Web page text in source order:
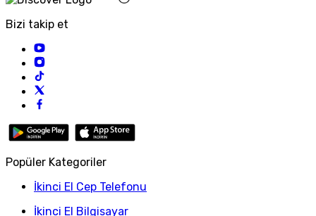
Bizi takip et
Popüler Kategoriler
İkinci El Cep Telefonu
İkinci El Bilgisayar